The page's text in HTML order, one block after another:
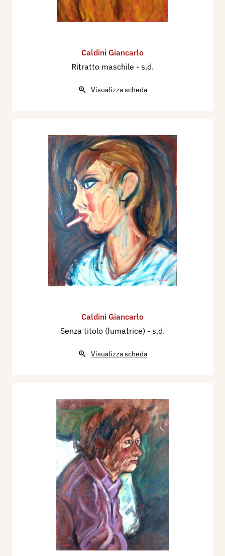
Caldini Giancarlo
Ritratto maschile - s.d.
Visualizza scheda
Caldini Giancarlo
Senza titolo (fumatrice) - s.d.
Visualizza scheda